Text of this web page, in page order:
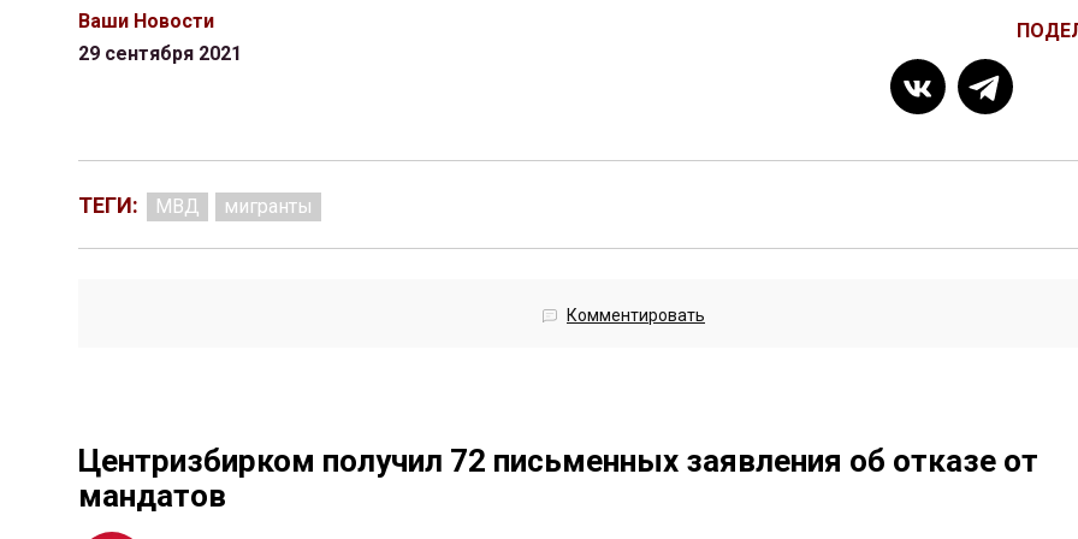
Ваши Новости
29 сентября 2021
ТЕГИ: МВД мигранты
Комментировать
Центризбирком получил 72 письменных заявления об отказе от
мандатов